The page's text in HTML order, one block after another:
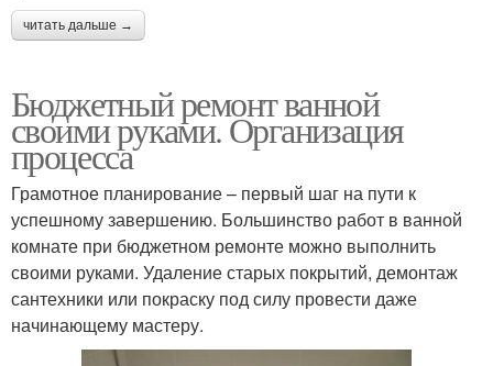
читать дальше →
Бюджетный ремонт ванной
своими руками. Организация
процесса
Грамотное планирование – первый шаг на пути к
успешному завершению. Большинство работ в ванной
комнате при бюджетном ремонте можно выполнить
своими руками. Удаление старых покрытий, демонтаж
сантехники или покраску под силу провести даже
начинающему мастеру.